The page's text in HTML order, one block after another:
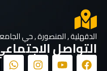
الدقهلية , المنصورة , حي
التواصل